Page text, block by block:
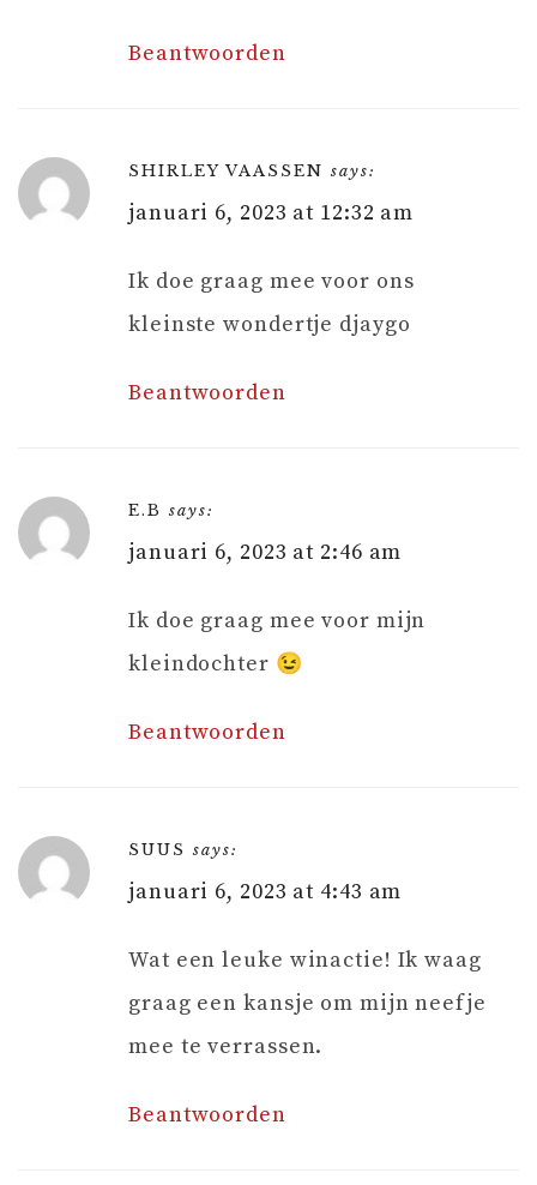
Beantwoorden
SHIRLEY VAASSEN says:
januari 6, 2023 at 12:32 am
Ik doe graag mee voor ons
kleinste wondertje djaygo
Beantwoorden
E.B says:
januari 6, 2023 at 2:46 am
Ik doe graag mee voor mijn
kleindochter 😉
Beantwoorden
SUUS says:
januari 6, 2023 at 4:43 am
Wat een leuke winactie! Ik waag
graag een kansje om mijn neefje
mee te verrassen.
Beantwoorden